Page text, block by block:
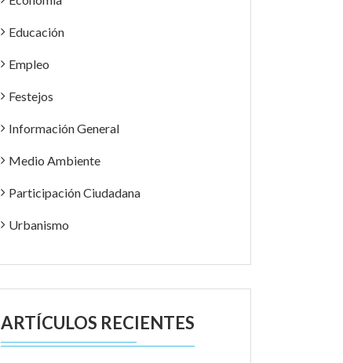
Educación
Empleo
Festejos
Información General
Medio Ambiente
Participación Ciudadana
Urbanismo
ARTÍCULOS RECIENTES